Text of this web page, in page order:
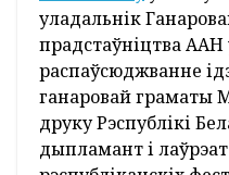
Парфенчыкаў “Мы з
аграгарадка
прапагандуючы
культуру і
землякам радасць,
нашу